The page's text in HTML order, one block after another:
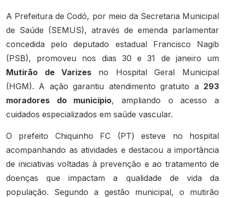
A Prefeitura de Codó, por meio da Secretaria Municipal
de Saúde (SEMUS), através de emenda parlamentar
concedida pelo deputado estadual Francisco Nagib
(PSB), promoveu nos dias 30 e 31 de janeiro um
Mutirão de Varizes no Hospital Geral Municipal
(HGM). A ação garantiu atendimento gratuito a 293
moradores do município, ampliando o acesso a
cuidados especializados em saúde vascular.
O prefeito Chiquinho FC (PT) esteve no hospital
acompanhando as atividades e destacou a importância
de iniciativas voltadas à prevenção e ao tratamento de
doenças que impactam a qualidade de vida da
população. Segundo a gestão municipal, o mutirão